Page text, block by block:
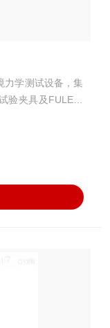
力学测试设备，集
验夹具及FULE测